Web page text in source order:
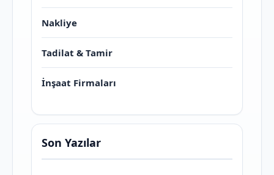
Nakliye
Tadilat & Tamir
İnşaat Firmaları
Son Yazılar